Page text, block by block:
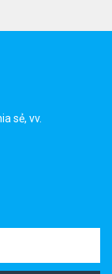
sẻ, vv.